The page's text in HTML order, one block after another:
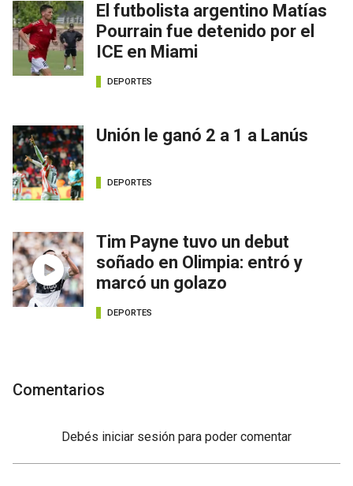
El futbolista argentino Matías
Pourrain fue detenido por el
ICE en Miami
DEPORTES
Unión le ganó 2 a 1 a Lanús
DEPORTES
Tim Payne tuvo un debut
soñado en Olimpia: entró y
marcó un golazo
DEPORTES
Comentarios
Debés iniciar sesión para poder comentar